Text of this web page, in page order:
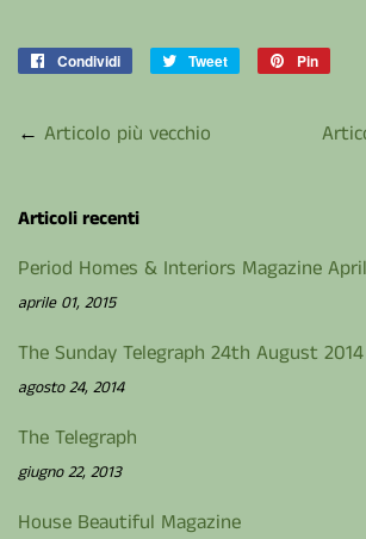
Condividi
CondividiTweet
Twitta
Pin
← Articolo più vecchio
Articoli recenti
Period Homes & Interiors Magazine
aprile 01, 2015
The Sunday Telegraph 24th August 2014
agosto 24, 2014
The Telegraph
giugno 22, 2013
House Beautiful Magazine